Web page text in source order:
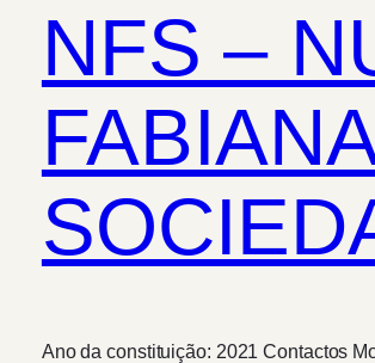
NFS –
Ano da constituição: 2021 Contactos